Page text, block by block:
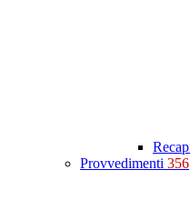
Provvedimenti 356